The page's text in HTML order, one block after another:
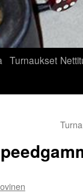
Turnaukset